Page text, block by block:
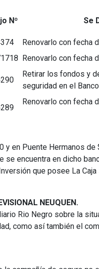
Nº Se
Renovarlo con fecha
Renovarlo con fecha
Retirar los fondos y
seguridad en el
Renovarlo con fecha
en Puente Hermanos de
se encuentra en dicho
que posee La Caja
NEUQUEN.
Rio Negro sobre la
como así también el